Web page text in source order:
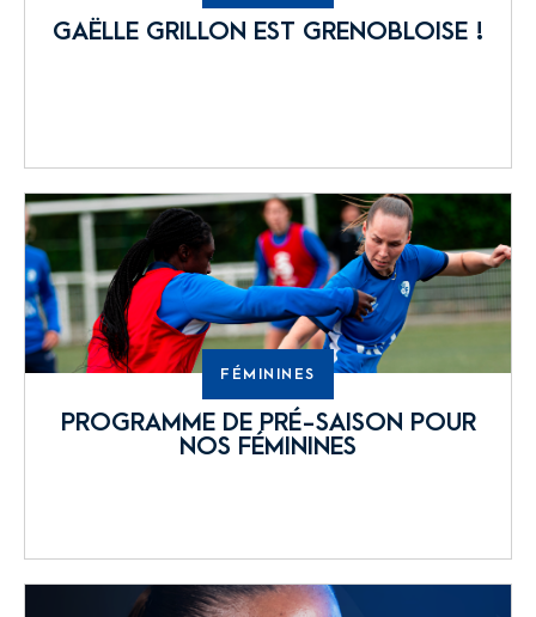
GAËLLE GRILLON EST GRENOBLOISE !
FÉMININES
PROGRAMME DE PRÉ-SAISON POUR
NOS FÉMININES